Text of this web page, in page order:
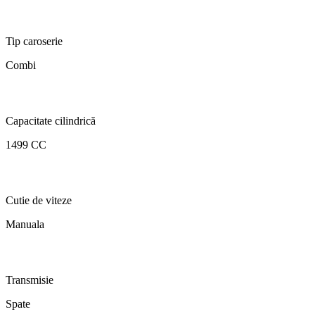
Tip caroserie
Combi
Capacitate cilindrică
1499 CC
Cutie de viteze
Manuala
Transmisie
Spate